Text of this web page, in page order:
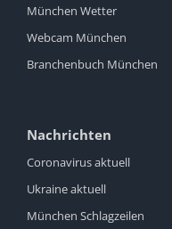
München Wetter
Webcam München
Branchenbuch München
Nachrichten
Coronavirus aktuell
Ukraine aktuell
München Schlagzeilen